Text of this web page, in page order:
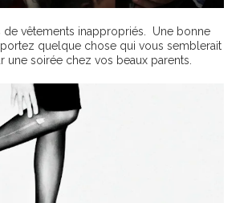
de vêtements inappropriés. Une bonne
quelque chose qui vous semblerait
une soirée chez vos beaux parents.